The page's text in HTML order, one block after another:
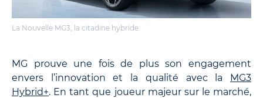
La Nouvelle MG3, la citadine hybride.
MG prouve une fois de plus son engagement
envers l’innovation et la qualité avec la MG3
Hybrid+. En tant que joueur majeur sur le marché,